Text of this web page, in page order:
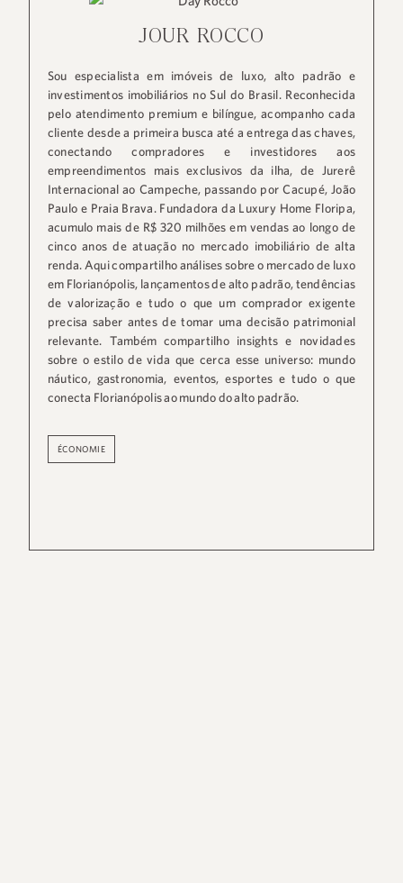
JOUR ROCCO
Sou especialista em imóveis de luxo, alto padrão e
investimentos imobiliários no Sul do Brasil. Reconhecida
pelo atendimento premium e bilíngue, acompanho cada
cliente desde a primeira busca até a entrega das chaves,
conectando compradores e investidores aos
empreendimentos mais exclusivos da ilha, de Jurerê
Internacional ao Campeche, passando por Cacupé, João
Paulo e Praia Brava. Fundadora da Luxury Home Floripa,
acumulo mais de R$ 320 milhões em vendas ao longo de
cinco anos de atuação no mercado imobiliário de alta
renda. Aqui compartilho análises sobre o mercado de luxo
em Florianópolis, lançamentos de alto padrão, tendências
de valorização e tudo o que um comprador exigente
precisa saber antes de tomar uma decisão patrimonial
relevante. Também compartilho insights e novidades
sobre o estilo de vida que cerca esse universo: mundo
náutico, gastronomia, eventos, esportes e tudo o que
conecta Florianópolis ao mundo do alto padrão.
ÉCONOMIE